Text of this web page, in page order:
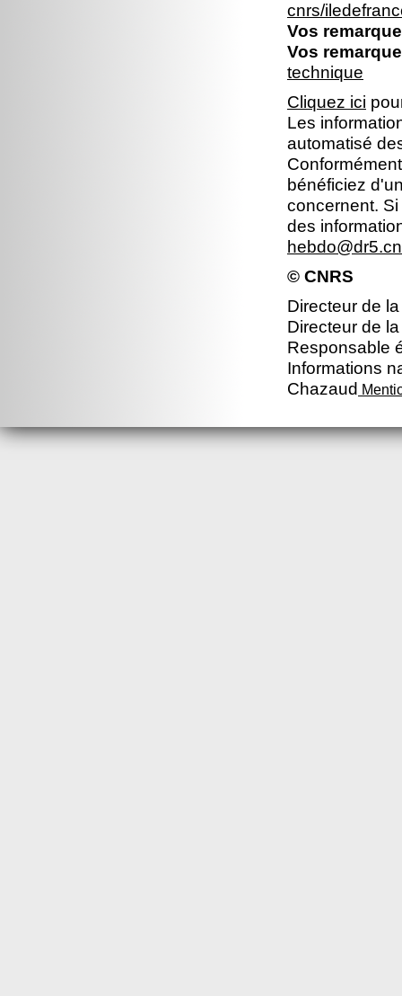
cnrs/
Vos
Vos
technique
Cliquez ici
Les
automatisé
bénéficiez
concernent.
des
© CNRS
Directeur de
Directeur de
Responsable
Informations
Chazaud